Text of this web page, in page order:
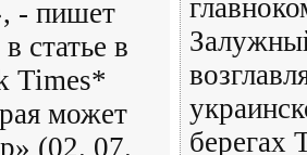
- пишет
статье в
Times*
может
(02. 07.
берегах